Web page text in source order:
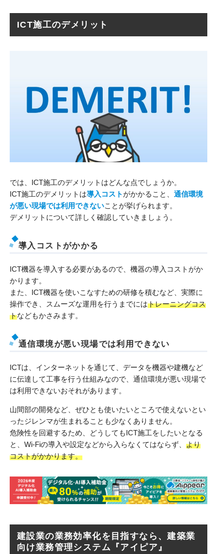
ICT施工のデメリット
では、ICT施工のデメリットはどんな点でしょうか。
ICT施工のデメリットは導入コスト がかかること、 通信環境
が悪い現場では利用できないことが挙げられます。
デメリットについて詳しく確認していきましょう。
導入コストがかかる
ICT機器を導入する必要があるので、機器の導入コストがか
かります。
また、ICT機器を使いこなすための研修を積むなど、実際に
操作でき、スムーズな運用を行うまでにはトレーニングコス
トなどもかさみます。
通信環境が悪い現場では利用できない
ICTは、インターネットを通じて、データを機器や建機など
に伝達して工事を行う仕組みなので、通信環境が悪い現場で
は利用できないおそれがあります。
山間部の開発など、ぜひとも使いたいところで使えないとい
ったジレンマが生まれることも少なくありません。
危険性を回避するため、どうしてもICT施工をしたいとなる
と、Wi-Fiの導入や設定などから入らなくてはならず、 より
コストがかかります。
建設業の業務効率化を目指すなら、建築業
向け業務管理システム『アイピア』